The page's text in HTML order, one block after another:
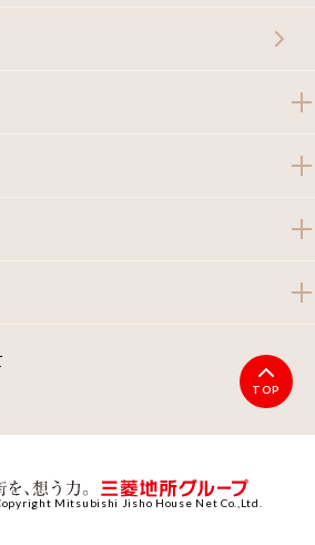
TOP
Mitsubishi Jisho House Net Co.,Ltd.